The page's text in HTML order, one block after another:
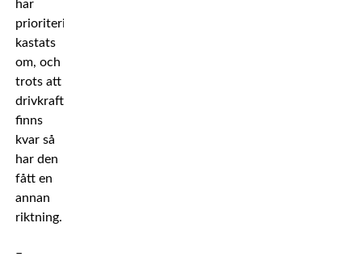
har
prioriteringarna
kastats
om, och
trots att
drivkraften
finns
kvar så
har den
fått en
annan
riktning.
–